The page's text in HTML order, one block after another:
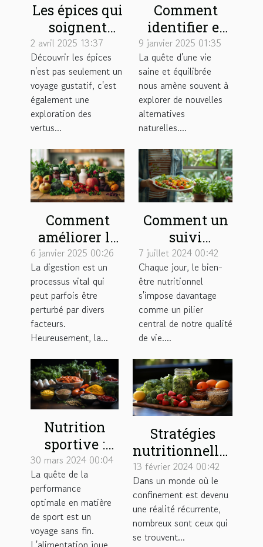
Les épices qui
soignent
ajouter de la
saveur et des
bienfaits à
vos plats
2 avril 2025 13:37
Découvrir les épices
n'est pas seulement un
voyage gustatif, c'est
également une
exploration des
vertus...
Comment
identifier et
choisir des
produits au
CBD naturel
de haute
qualité
9 janvier 2025 01:35
La quête d'une vie
saine et équilibrée
nous amène souvent à
explorer de nouvelles
alternatives
naturelles....
Comment
améliorer la
digestion
grâce aux
enzymes et
plantes
naturelles
6 janvier 2025 00:26
La digestion est un
processus vital qui
peut parfois être
perturbé par divers
facteurs.
Heureusement, la...
Comment un
suivi
personnalisé
peut
améliorer
votre bien-
être
nutritionnel
7 juillet 2024 00:42
Chaque jour, le bien-
être nutritionnel
s'impose davantage
comme un pilier
central de notre qualité
de vie....
Nutrition
sportive :
quel régime
alimentaire
pour une
performance
optimale ?
30 mars 2024 00:04
La quête de la
performance
optimale en matière
de sport est un
voyage sans fin.
Stratégies
nutritionnelles
pour booster
l'énergie et
combattre la
fatigue liée au
confinement
13 février 2024 00:42
Dans un monde où le
confinement est devenu
une réalité récurrente,
nombreux sont ceux qui
se trouvent...